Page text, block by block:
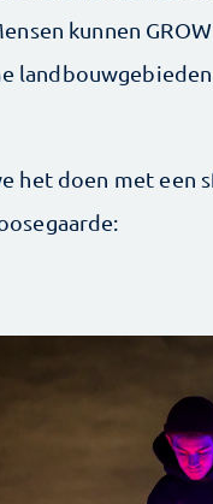
kunnen
het doen met een